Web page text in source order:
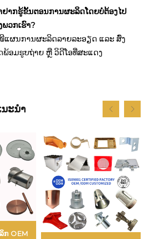
ຢາກຮູ້ຂັ້ນຕອນການຜະລິດໂດຍບໍ່ຕ້ອງໄປ
ວກເຮົາ?
ແຜນການຜະລິດລາຍລະອຽດ ແລະ ສົ່ງ
ພ້ອມຮູບຖ່າຍ ຫຼື ວິດີໂອທີ່ສະແດງ
ະນຳ
ກ OEM